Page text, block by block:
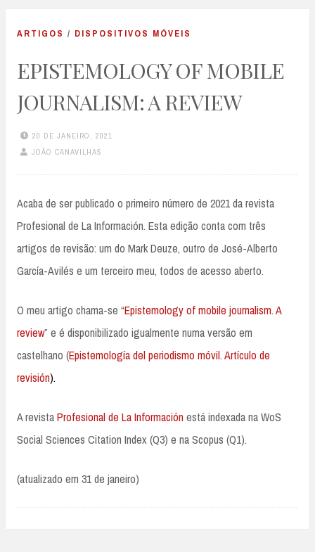
ARTIGOS / DISPOSITIVOS MÓVEIS
EPISTEMOLOGY OF MOBILE
JOURNALISM: A REVIEW
20 DE JANEIRO, 2021
JOÃO CANAVILHAS
Acaba de ser publicado o primeiro número de 2021 da revista
Profesional de La Información. Esta edição conta com três
artigos de revisão: um do Mark Deuze, outro de José-Alberto
García-Avilés e um terceiro meu, todos de acesso aberto.
O meu artigo chama-se “Epistemology of mobile journalism. A
review” e é disponibilizado igualmente numa versão em
castelhano (Epistemología del periodismo móvil. Artículo de
revisión).
A revistaProfesional de La Información está indexada na WoS
Social Sciences Citation Index (Q3) e na Scopus (Q1).
(atualizado em 31 de janeiro)